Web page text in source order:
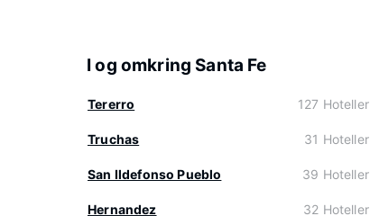
I og omkring Santa Fe
Tererro 127 Hoteller
Truchas 31 Hoteller
San Ildefonso Pueblo 39 Hoteller
Hernandez 32 Hoteller